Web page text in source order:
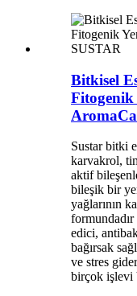
Bitkisel
Fitogenik
Sustar bitki
karvakrol,
aktif
bileşik bir
yağlarının
formundadır
edici,
bağırsak
ve stres
birçok işlevi